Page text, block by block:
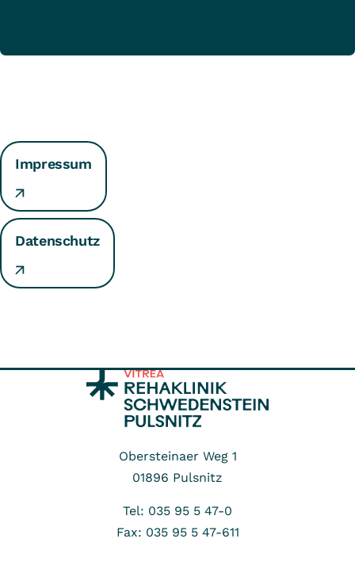
Impressum
Datenschutz
Obersteinaer Weg 1
01896 Pulsnitz
Tel: 035 95 5 47-0
Fax: 035 95 5 47-611